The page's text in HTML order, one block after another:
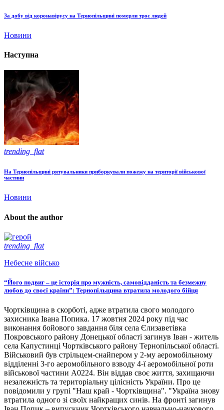
За добу від коронавірусу на Тернопільщині померли троє людей
Новини
Наступна
trending_flat
На Тернопільщині рятувальники приборкували пожежу на території військової
частини
Новини
About the author
trending_flat
Небесне військо
“Його подвиг – це історія про мужність, самовідданість та безмежну
любов до своєї країни”: Тернопільщина втратила молодого бійця
Чортківщина в скорботі, адже втратила свого молодого
захисника Івана Попика. 17 жовтня 2024 року під час
виконання бойового завдання біля села Єлизаветівка
Покровського району Донецької області загинув Іван - житель
села Капустинці Чортківського району Тернопільської області.
Військовий був стрільцем-снайпером у 2-му аеромобільному
відділенні 3-го аеромобільного взводу 4-ї аеромобільної роти
військової частини А0224. Він віддав своє життя, захищаючи
незалежність та територіальну цілісність України. Про це
повідомили у групі "Наш край - Чортківщина". "Україна знову
втратила одного зі своїх найкращих синів. На фронті загинув